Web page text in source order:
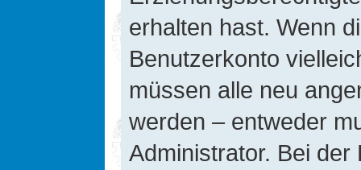
erhalten hast. Wenn
Benutzerkonto
müssen alle neu
werden – entweder
Administrator. Bei